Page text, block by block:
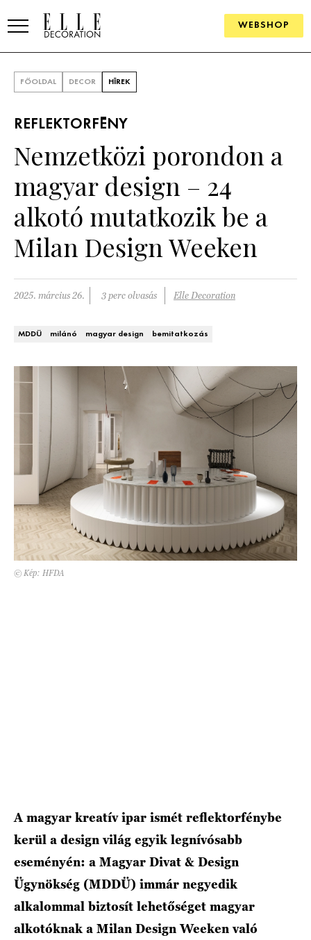
WEBSHOP
SZOBÁK
Konyha
Fürdőszoba
Nappali
Hálószoba
ÖTLETEK
Lakások
HÍRLEVÉL
FŐOLDAL DECOR HÍREK
REFLEKTORFÉNY
Nemzetközi porondon a
magyar design – 24
alkotó mutatkozik be a
Milan Design Weeken
2025. március 26. 3 perc olvasás Elle Decoration
MDDÜ milánó magyar design bemitatkozás
© Kép: HFDA
A magyar kreatív ipar ismét reflektorfénybe
kerül a design világ egyik legnívósabb
eseményén: a Magyar Divat & Design
Ügynökség (MDDÜ) immár negyedik
alkalommal biztosít lehetőséget magyar
alkotóknak a Milan Design Weeken való